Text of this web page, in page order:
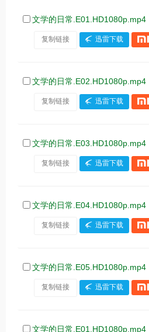
文学的日常.E01.HD1080p.mp4
复制链接 迅雷下载
文学的日常.E02.HD1080p.mp4
复制链接 迅雷下载
文学的日常.E03.HD1080p.mp4
复制链接 迅雷下载
文学的日常.E04.HD1080p.mp4
复制链接 迅雷下载
文学的日常.E05.HD1080p.mp4
复制链接 迅雷下载
文学的日常.E01.HD1080p.mp4